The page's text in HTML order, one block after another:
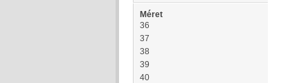
Méret
36
37
38
39
40